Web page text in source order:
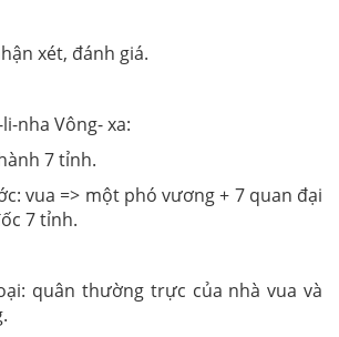
xét, đánh giá.
nha Vông- xa:
7 tỉnh.
vua => một phó vương + 7 quan đại
7 tỉnh.
quân thường trực của nhà vua và